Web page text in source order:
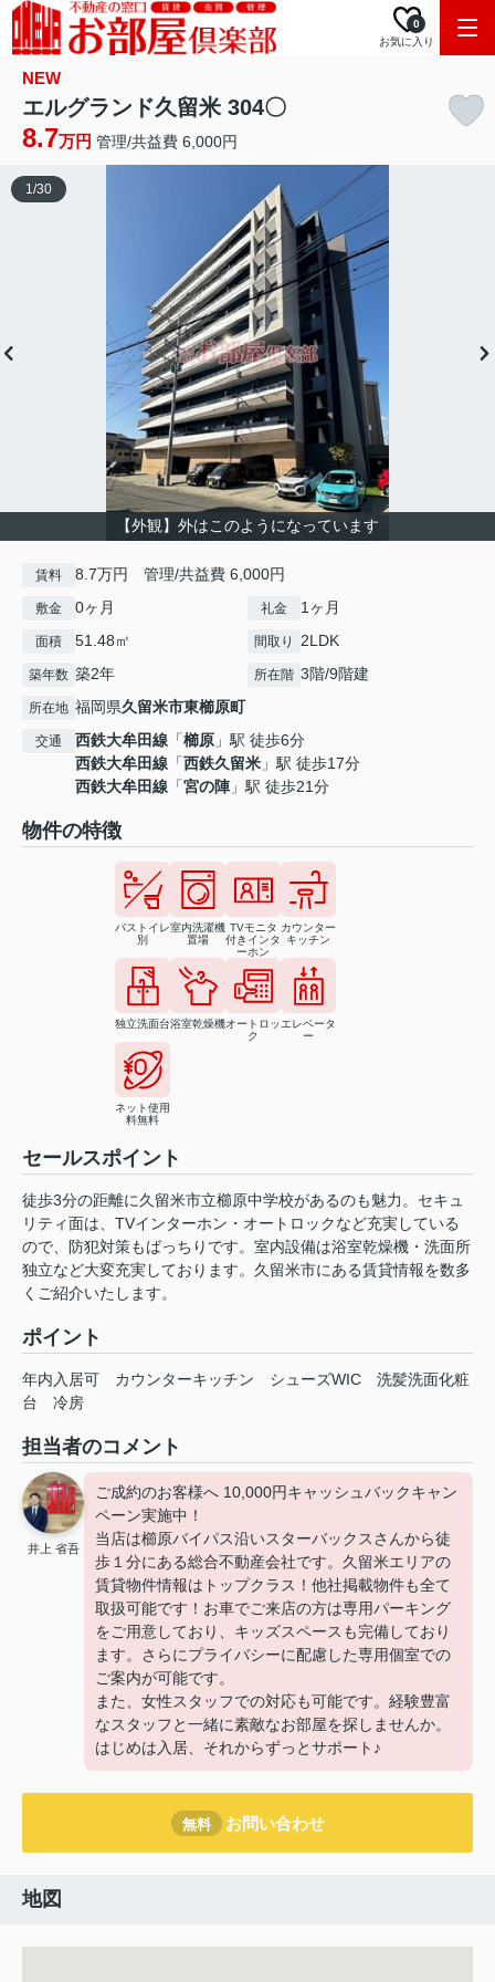
お気に入り
0
NEW
エルグランド久留米 304〇
8.7万円 管理/共益費 6,000円
【外観】外はこのようになっています
1/30
賃料 8.7万円 管理/共益費 6,000円
敷金 0ヶ月 礼金 1ヶ月
面積 51.48㎡ 間取り 2LDK
築年数 築2年 所在階 3階/9階建
所在地 福岡県久留米市東櫛原町
交通 西鉄大牟田線 「櫛原 」駅 徒歩6分
西鉄大牟田線 「西鉄久留米 」駅 徒歩17分
西鉄大牟田線 「宮の陣」駅 徒歩21分
物件の特徴
バストイレ
別
室内洗濯機
置場
TVモニタ
付きインタ
ーホン
カウンター
キッチン
独立洗面台浴室乾燥機オートロッ
ク
エレベータ
ー
ネット使用
料無料
セールスポイント
徒歩3分の距離に久留米市立櫛原中学校があるのも魅力。セキュ
リティ面は、TVインターホン・オートロックなど充実している
ので、防犯対策もばっちりです。室内設備は浴室乾燥機・洗面所
独立など大変充実しております。久留米市にある賃貸情報を数多
くご紹介いたします。
ポイント
年内入居可 カウンターキッチン シューズWIC
洗髪洗面化粧
台
冷房
担当者のコメント
井上 省吾
ご成約のお客様へ 10,000円キャッシュバックキャン
ペーン実施中！
当店は櫛原バイパス沿いスターバックスさんから徒
歩１分にある総合不動産会社です。久留米エリアの
賃貸物件情報はトップクラス！他社掲載物件も全て
取扱可能です！お車でご来店の方は専用パーキング
をご用意しており、キッズスペースも完備しており
ます。さらにプライバシーに配慮した専用個室での
ご案内が可能です。
また、女性スタッフでの対応も可能です。経験豊富
なスタッフと一緒に素敵なお部屋を探しませんか。
はじめは入居、それからずっとサポート♪
無料 お問い合わせ
地図